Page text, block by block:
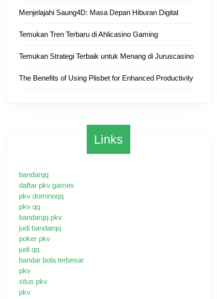
Menjelajahi Saung4D: Masa Depan Hiburan Digital
Temukan Tren Terbaru di Ahlicasino Gaming
Temukan Strategi Terbaik untuk Menang di Juruscasino
The Benefits of Using Plisbet for Enhanced Productivity
Links
bandarqq
daftar pkv games
pkv dominoqq
pkv qq
bandarqq pkv
judi bandarqq
poker pkv
judi qq
bandar bola terbesar
pkv
situs pkv
pkv